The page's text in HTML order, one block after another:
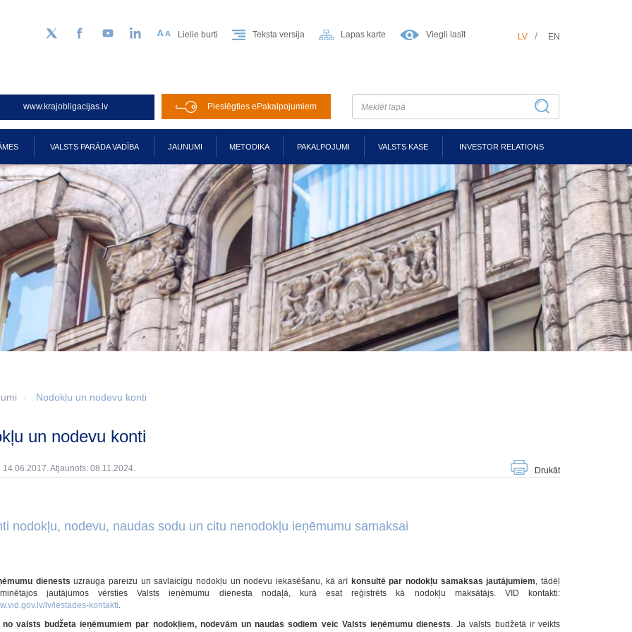
Sekojiet mums Twitter
FacebookYouTubeLinkedIn Lielie burti Teksta versija Lapas karte Viegli lasīt LV EN
www.krajobligacijas.lv Pieslēgties ePakalpojumiem
VALSTS PARĀDA VADĪBA JAUNUMI METODIKA PAKALPOJUMI VALSTS KASE INVESTOR RELATIONS
Nodokļu un nodevu konti
un nodevu konti
14.06.2017. Atjaunots: 08.11.2024. Drukāt
nodokļu, nodevu, naudas sodu un citu nenodokļu ieņēmumu samaksai
dienests uzrauga pareizu un savlaicīgu nodokļu un nodevu iekasēšanu, kā arī konsultē par nodokļu samaksas jautājumiem, tādēļ
jautājumos vērsties Valsts ieņēmumu dienesta nodaļā, kurā esat reģistrēts kā nodokļu maksātājs. VID kontakti:
lv/iestades-kontakti.
valsts budžeta ieņēmumiem par nodokļiem, nodevām un naudas sodiem veic Valsts ieņēmumu dienests. Ja valsts budžetā ir veikts